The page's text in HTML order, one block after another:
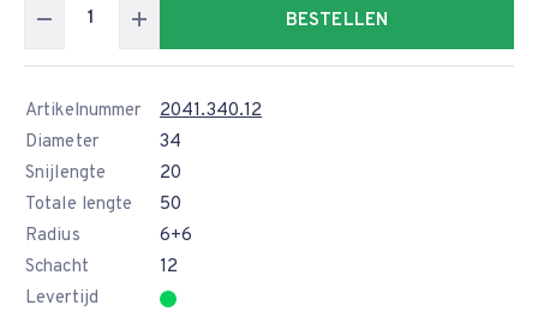
BESTELLEN
Artikelnummer
2041.340.12
Diameter
34
Snijlengte
20
Totale lengte
50
Radius
6+6
Schacht
12
Levertijd